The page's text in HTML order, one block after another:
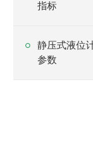
指标
静压式液位
参数